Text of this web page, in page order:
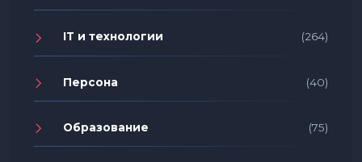
IT и технологии (264)
Персона (40)
Образование (75)